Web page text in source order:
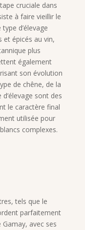
cruciale dans
à faire vieillir le
d’élevage
et épicés au vin,
plus
également
son évolution
de chêne, de la
sont des
le caractère final
utilisée pour
complexes.
tels que le
parfaitement
avec ses